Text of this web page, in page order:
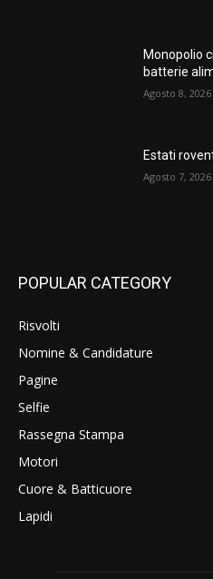
Monopolio
batterie
Agosto 8, 2026
Estati
Agosto 7, 2026
POPULAR CATEGORY
Risvolti
Nomine & Candidature
Pagine
Selfie
Rassegna Stampa
Motori
Cuore & Batticuore
Lapidi